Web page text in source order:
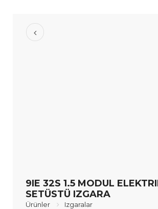
9IE 32S 1.5 MODUL
SETÜSTÜ IZGARA
Ürünler Izgaralar